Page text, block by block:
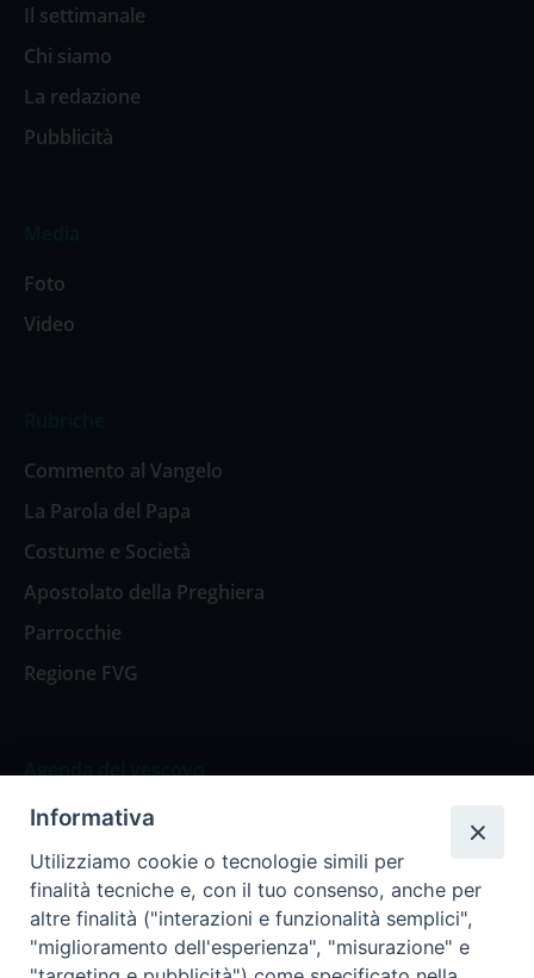
Il settimanale
Chi siamo
La redazione
Pubblicità
Foto
Video
Commento al Vangelo
La Parola del Papa
Costume e Società
Apostolato della Preghiera
Parrocchie
Regione FVG
Agenda del vescovo
Agenda del vescovo
Privacy Policy Trasparenza
Informativa
Utilizziamo cookie o tecnologie simili per
finalità tecniche e, con il tuo consenso, anche per
altre finalità ("interazioni e funzionalità semplici",
"miglioramento dell'esperienza", "misurazione" e